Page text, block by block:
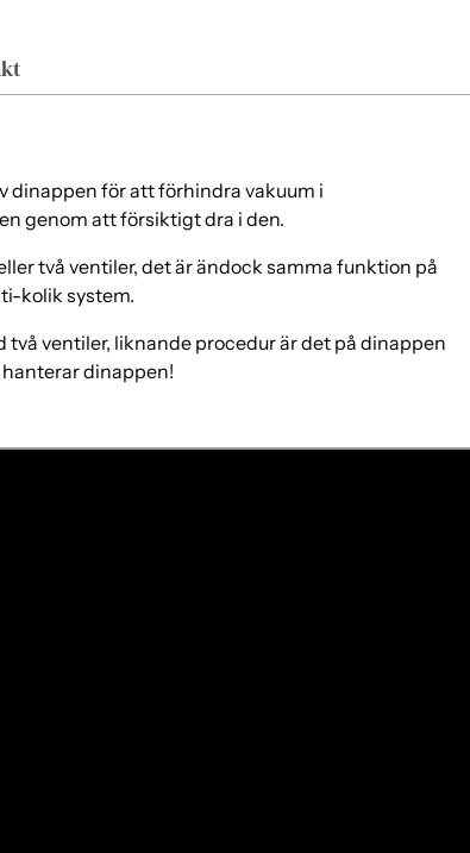
dinappen för att förhindra vakuum i
genom att försiktigt dra i den.
två ventiler, det är ändock samma funktion på
kolik system.
ventiler, liknande procedur är det på dinappen
dinappen!